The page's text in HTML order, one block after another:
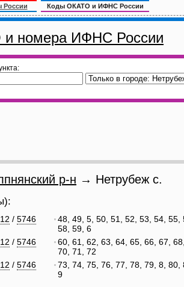
России Коды ОКАТО и ИФНС России
номера ИФНС России
р-н → Нетрубеж с.
/ 5746
/ 5746
/ 5746
48, 49, 5, 50, 51, 52, 53, 54, 55,
58, 59, 6
60, 61, 62, 63, 64, 65, 66, 67,
70, 71, 72
73, 74, 75, 76, 77, 78, 79, 8, 80,
9